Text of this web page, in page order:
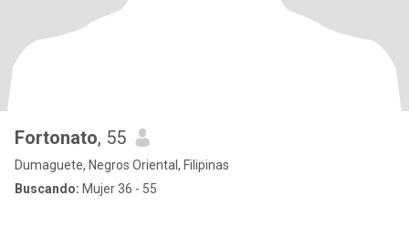
Fortonato, 55
Dumaguete, Negros Oriental, Filipinas
Buscando: Mujer 36 - 55